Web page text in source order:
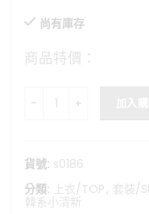
尚有庫存
商品特價：
空氣系女孩-氣質綁帶背
貨號: s0186
分類: 上衣/TOP , 套裝/
韓系小清新